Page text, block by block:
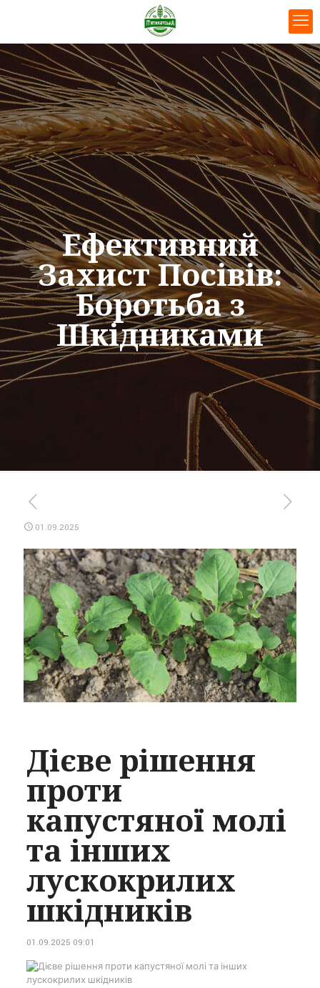
Ефективний
Захист Посівів:
Боротьба з
Шкідниками
01.09.2025
Дієве рішення
проти
капустяної молі
та інших
лускокрилих
шкідників
01.09.2025 09:01